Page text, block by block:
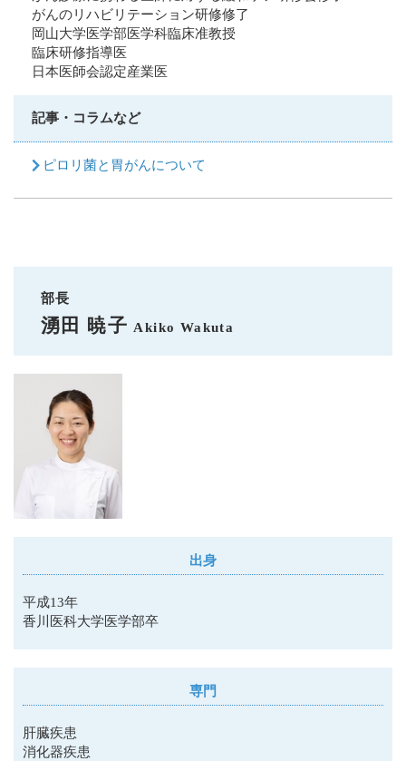
がんのリハビリテーション研修修了
岡山大学医学部医学科臨床准教授
臨床研修指導医
日本医師会認定産業医
記事・コラムなど
ピロリ菌と胃がんについて
部長
湧田 暁子Akiko Wakuta
出身
平成13年
香川医科大学医学部卒
専門
肝臓疾患
消化器疾患